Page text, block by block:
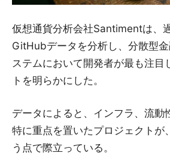
仮想通貨分析会社Santimentは、
GitHubデータを分析し、分散型
ステムにおいて開発者が最も注目
トを明らかにした。
データによると、インフラ、流動
特に重点を置いたプロジェクトが
う点で際立っている。